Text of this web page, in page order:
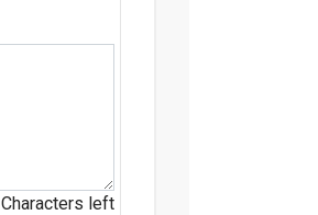
Characters left